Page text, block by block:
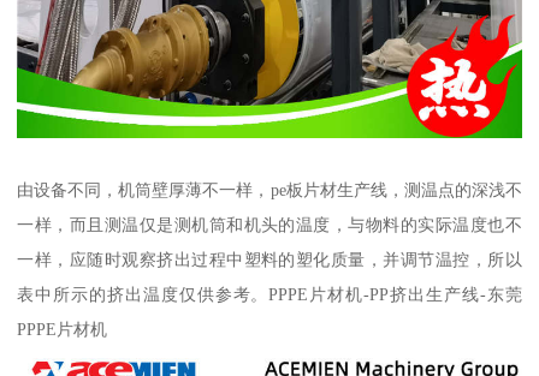
由设备不同，机筒壁厚薄不一样，pe板片材生产线，测温点的深浅不
一样，而且测温仅是测机筒和机头的温度，与物料的实际温度也不
一样，应随时观察挤出过程中塑料的塑化质量，并调节温控，所以
表中所示的挤出温度仅供参考。PPPE片材机-PP挤出生产线-东莞
PPPE片材机